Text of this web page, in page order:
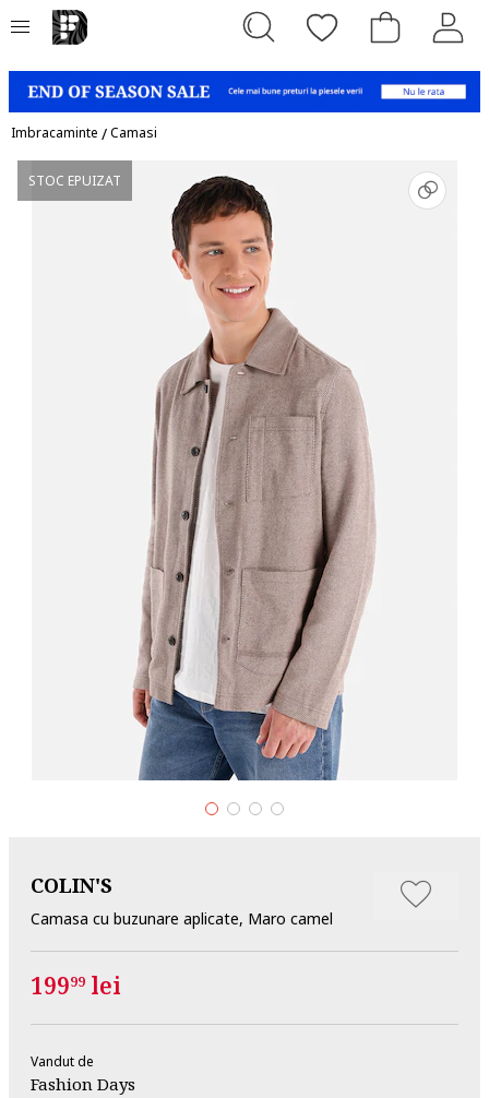
Imbracaminte /Camasi
STOC EPUIZAT
COLIN'S
Camasa cu buzunare aplicate, Maro camel
19999 lei
Vandut de
Fashion Days